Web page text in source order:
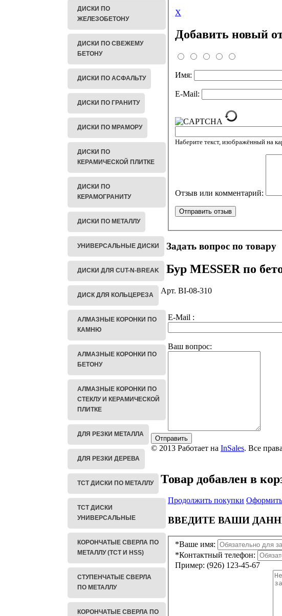
ДИСКИ ПО
ЖЕЛЕЗОБЕТОНУ
ДИСКИ ПО СВЕЖЕМУ
БЕТОНУ
ДИСКИ ПО АСФАЛЬТУ
ДИСКИ ПО ГРАНИТУ
ДИСКИ ПО МРАМОРУ
ДИСКИ ПО
КЕРАМИЧЕСКОЙ ПЛИТКЕ
ДИСКИ ПО
КЕРАМОГРАНИТУ
ДИСКИ ПО МЕТАЛЛУ
УНИВЕРСАЛЬНЫЕ ДИСКИ
ДИСКИ ДЛЯ CUT-N-BREAK
ДИСК ДЛЯ КОЛЬЦЕРЕЗА
АЛМАЗНЫЕ КОРОНКИ ПО
КАМНЮ
АЛМАЗНЫЕ КОРОНКИ ПО
БЕТОНУ
АЛМАЗНЫЕ КОРОНКИ ПО
СТЕКЛУ И КЕРАМИЧЕСКОЙ
ПЛИТКЕ
ДЛЯ РЕЗКИ МЕТАЛЛА
ДЛЯ РЕЗКИ ДЕРЕВА
ТСТ ДИСКИ ПО МЕТАЛЛУ
ТСТ ДИСКИ
УНИВЕРСАЛЬНЫЕ
КОРОНЧАТЫЕ СВЕРЛА ПО
МЕТАЛЛУ (TCT И HSS)
СТУПЕНЧАТЫЕ СВЕРЛА
ПО МЕТАЛЛУ
КОРОНЧАТЫЕ СВЕРЛА ПО
X
Добавить новый
Имя:
E-Mail:
Наберите текст, изображённый на
Отзыв или комментарий:
Задать вопрос по товару
Бур MESSER по
Арт. BI-08-310
E-Mail :
Ваш вопрос:
© 2013 Работает на InSales. Все
Товар добавлен в
Продолжить покупки Оформить
ВВЕДИТЕ ВАШИ
*Ваше имя:
*Контактный телефон:
Пример: (926) 123-45-67